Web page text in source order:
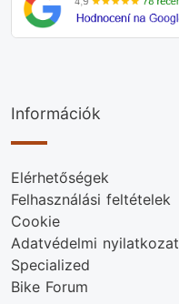
Információk
Elérhetőségek
Felhasználási feltételek
Cookie
Adatvédelmi nyilatkozat
Specialized
Bike Forum